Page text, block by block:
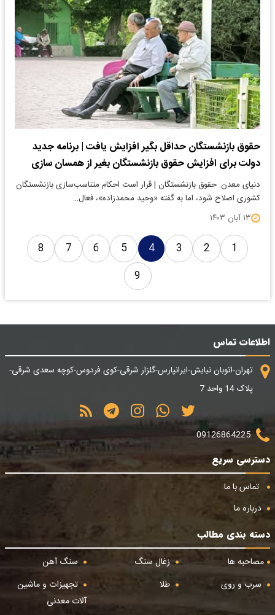
حقوق بازنشستگان حداقل بگیر افزایش یافت | برنامه جدید
دولت برای افزایش حقوق بازنشستگان بغیر از همسان سازی
دنیای معدن: حقوق بازنشستگان | قرار است احکام متناسب‌سازی بازنشستگان
کشوری اصلاح شود، اما به گفته «وحید محمدزاده»، فعال…
۱۳ آبان ۱۴۰۳
1
2
3
4
5
6
7
8
9
اطلاعات تماس
تهران-اتوبان نیایش-ایرانپارس-گلزار شرقی-کوی فردوس-کوچه سعدی شرقی-
پلاک 14 واحد 7
09126864225
دسترسی سریع
تماس با ما
درباره ما
دسته بندی مطالب
مصاحبه ها
زغال سنگ
سنگ آهن
سرب و روی
طلا
تجهیزات و ماشین
آلات معدنی